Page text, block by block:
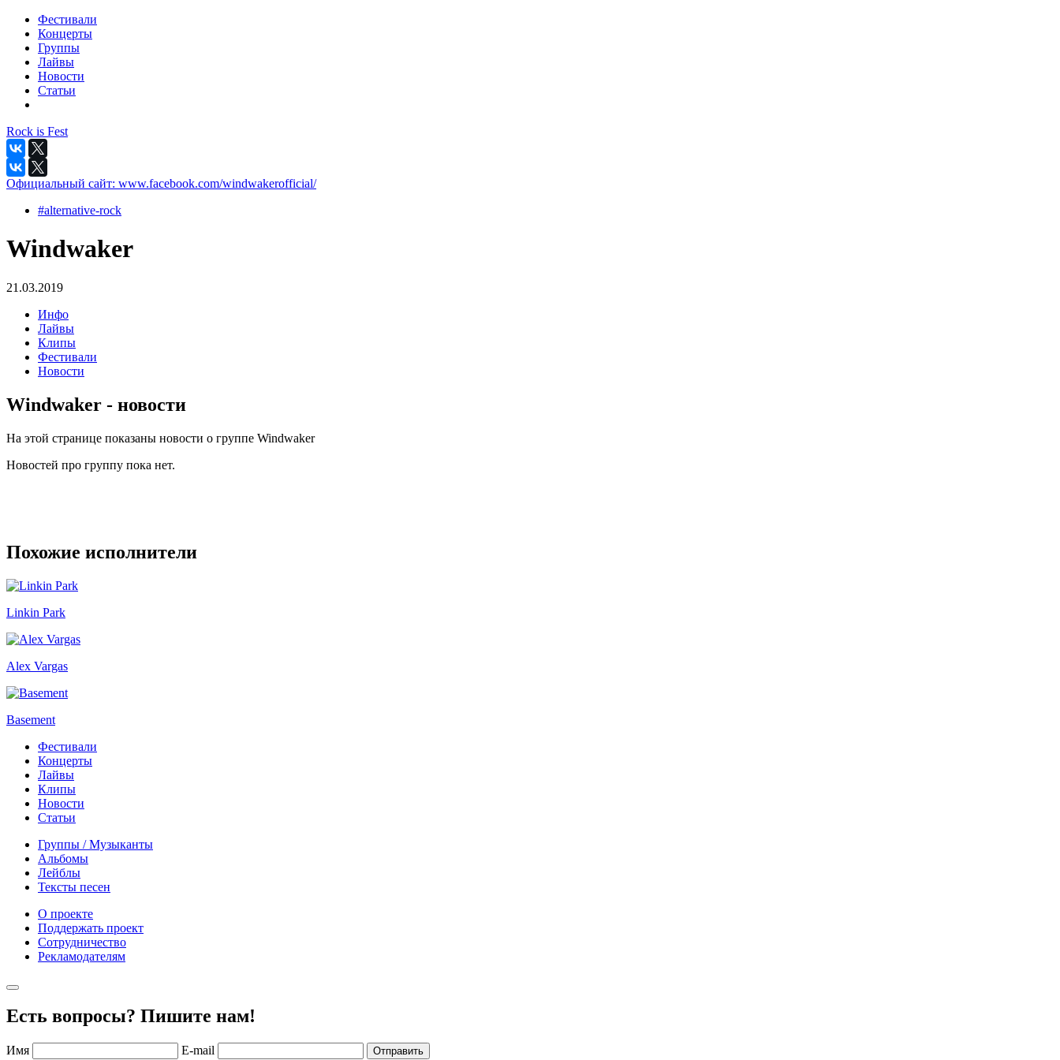
Фестивали
Концерты
Группы
Лайвы
Новости
Статьи
Rock is Fest
Официальный сайт: www.facebook.com/windwakerofficial/
#alternative-rock
Windwaker
21.03.2019
Инфо
Лайвы
Клипы
Фестивали
Новости
Windwaker - новости
На этой странице показаны новости о группе Windwaker
Новостей про группу пока нет.
Похожие исполнители
Linkin Park
Alex Vargas
Basement
Фестивали
Концерты
Лайвы
Клипы
Новости
Статьи
Группы / Музыканты
Альбомы
Лейблы
Тексты песен
О проекте
Поддержать проект
Сотрудничество
Рекламодателям
Есть вопросы? Пишите нам!
Имя E-mail